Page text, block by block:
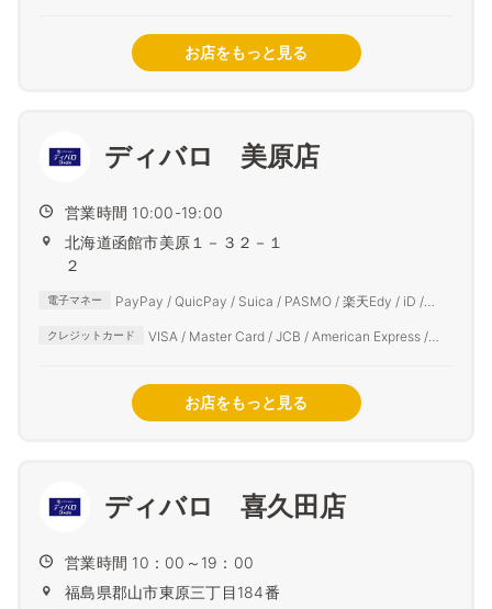
お店をもっと見る
ディバロ 美原店
営業時間 10:00-19:00
北海道函館市美原１－３２－１
２
電子マネー
PayPay / QuicPay / Suica / PASMO / 楽天Edy / iD /
クレジットカード
VISA / Master Card / JCB / American Express /
お店をもっと見る
ディバロ 喜久田店
営業時間 10：00～19：00
福島県郡山市東原三丁目184番